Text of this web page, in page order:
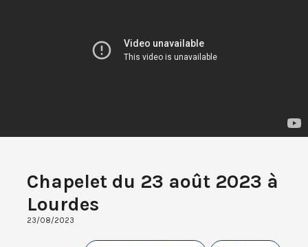
Chapelet du 23 août 2023 à
Lourdes
23/08/2023